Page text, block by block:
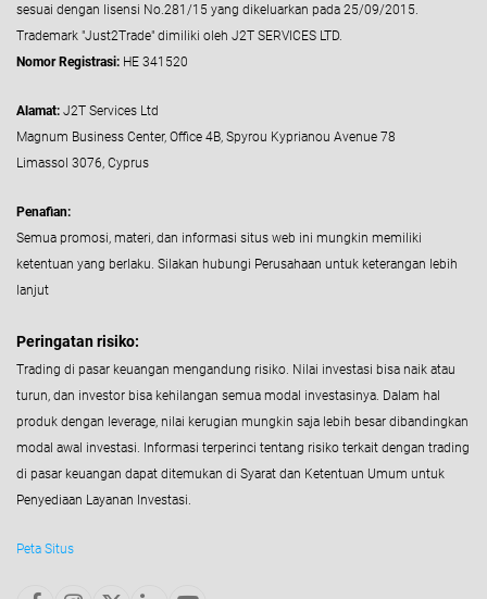
sesuai dengan lisensi No.281/15 yang dikeluarkan pada 25/09/2015.
Trademark "Just2Trade" dimiliki oleh J2T SERVICES LTD.
Nomor Registrasi: HE 341520
Alamat: J2T Services Ltd
Magnum Business Center, Office 4B, Spyrou Kyprianou Avenue 78
Limassol 3076, Cyprus
Penafian:
Semua promosi, materi, dan informasi situs web ini mungkin memiliki
ketentuan yang berlaku. Silakan hubungi Perusahaan untuk keterangan lebih
lanjut
Peringatan risiko:
Trading di pasar keuangan mengandung risiko. Nilai investasi bisa naik atau
turun, dan investor bisa kehilangan semua modal investasinya. Dalam hal
produk dengan leverage, nilai kerugian mungkin saja lebih besar dibandingkan
modal awal investasi. Informasi terperinci tentang risiko terkait dengan trading
di pasar keuangan dapat ditemukan di Syarat dan Ketentuan Umum untuk
Penyediaan Layanan Investasi.
Peta Situs